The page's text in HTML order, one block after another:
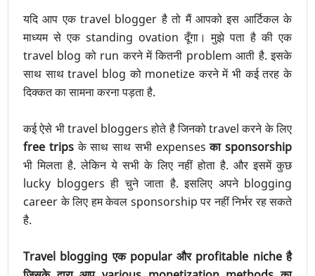
यदि आप एक travel blogger है तो मैं आपको इस आर्टिकल के
माध्यम से एक standing ovation दूँगा। मुझे पता है की एक
travel blog को run करने में कितनी problem आती है. इसके
साथ साथ travel blog को monetize करने में भी कई तरह के
दिक्कत का सामना करना पड़ता है.
कई ऐसे भी travel bloggers होते है जिनको travel करने के लिए
free tripsके साथ साथ सभी expensesका sponsorship
भी मिलता है. लेकिन ये सभी के लिए नहीं होता है. और इसमें कुछ
lucky bloggers ही चुने जाता है. इसलिए अपने blogging
career के लिए हम केवल sponsorship पर नहीं निर्भर रह सकते
है.
Travel blogging एक popular और profitable niche है